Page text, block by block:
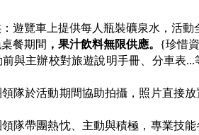
遊覽車上提供每人瓶裝礦泉水，活動
餐期間 ，果汁飲料無限供應。 {珍惜
與主辦校對旅遊說明手冊、分車表...
隊於活動期間協助拍攝，照片直接
隊帶團熱忱、主動與積極，專業技